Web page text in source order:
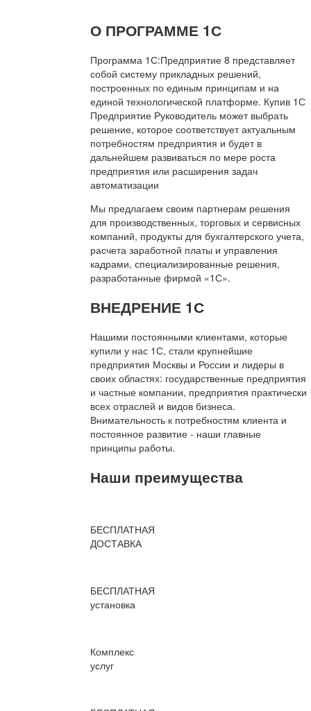
О ПРОГРАММЕ 1С
Программа 1С:Предприятие 8 представляет
собой систему прикладных решений,
построенных по единым принципам и на
единой технологической платформе. Купив 1С
Предприятие Руководитель может выбрать
решение, которое соответствует актуальным
потребностям предприятия и будет в
дальнейшем развиваться по мере роста
предприятия или расширения задач
автоматизации
Мы предлагаем своим партнерам решения
для производственных, торговых и сервисных
компаний, продукты для бухгалтерского учета,
расчета заработной платы и управления
кадрами, специализированные решения,
разработанные фирмой «1С».
ВНЕДРЕНИЕ 1С
Нашими постоянными клиентами, которые
купили у нас 1С, стали крупнейшие
предприятия Москвы и России и лидеры в
своих областях: государственные предприятия
и частные компании, предприятия практически
всех отраслей и видов бизнеса.
Внимательность к потребностям клиента и
постоянное развитие - наши главные
принципы работы.
Наши преимущества
БЕСПЛАТНАЯ
ДОСТАВКА
БЕСПЛАТНАЯ
установка
Комплекс
услуг